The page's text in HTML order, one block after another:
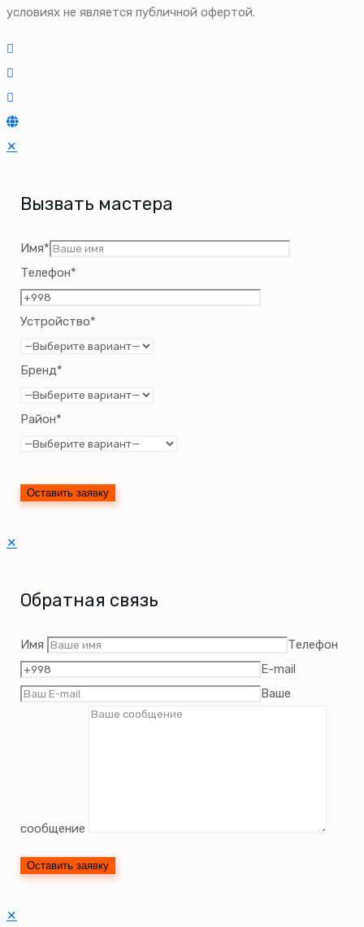
условиях не является публичной офертой.
✕
Вызвать мастера
Имя*
Телефон*
Устройство*
Бренд*
Район*
✕
Обратная связь
Имя
Телефон
E-mail
Ваше
сообщение
✕